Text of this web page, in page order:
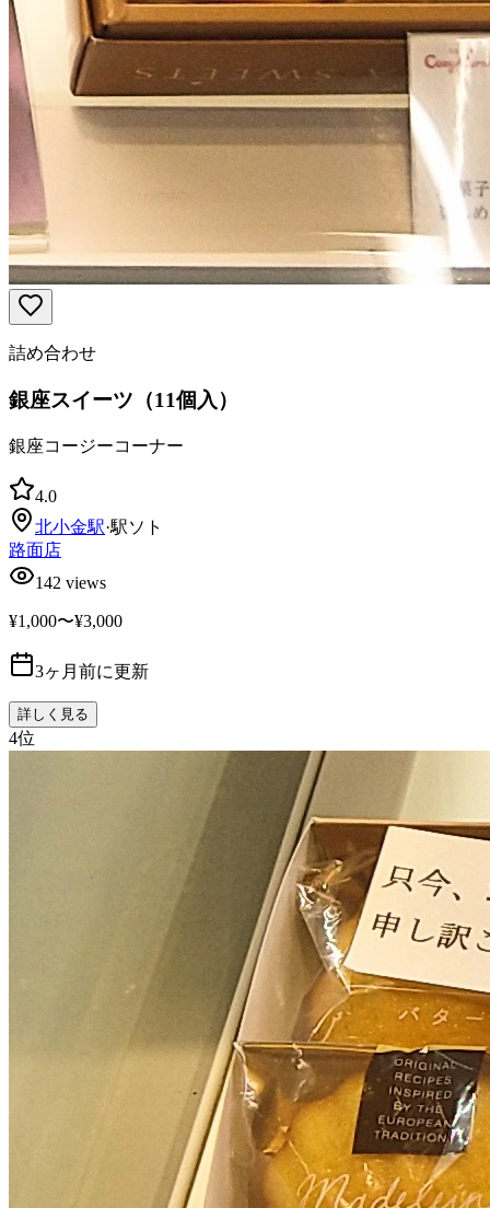
詰め合わせ
銀座スイーツ（11個入）
銀座コージーコーナー
4.0
北小金駅·駅ソト
路面店
142 views
¥1,000〜¥3,000
3ヶ月前に更新
詳しく見る
4位